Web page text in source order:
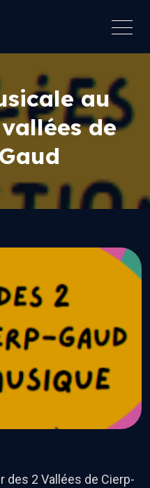
au
de
des 2 Vallées de Cierp-